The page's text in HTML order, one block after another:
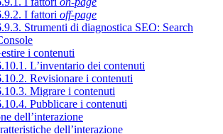
I fattori off-page
Strumenti di diagnostica SEO: Search
i contenuti
L’inventario dei contenuti
Revisionare i contenuti
Migrare i contenuti
Pubblicare i contenuti
dell’interazione
dell’interazione